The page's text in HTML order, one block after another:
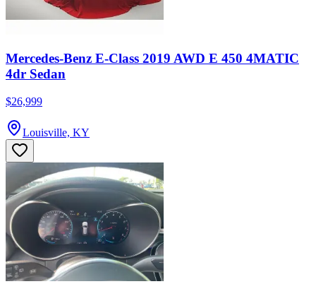
Mercedes-Benz E-Class 2019 AWD E 450 4MATIC
4dr Sedan
$26,999
Louisville, KY